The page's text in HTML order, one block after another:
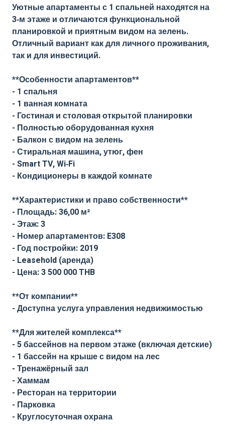
Уютные апартаменты с 1 спальней находятся на
3‑м этаже и отличаются функциональной
планировкой и приятным видом на зелень.
Отличный вариант как для личного проживания,
так и для инвестиций.
**Особенности апартаментов**
- 1 спальня
- 1 ванная комната
- Гостиная и столовая открытой планировки
- Полностью оборудованная кухня
- Балкон с видом на зелень
- Стиральная машина, утюг, фен
- Smart TV, Wi‑Fi
- Кондиционеры в каждой комнате
**Характеристики и право собственности**
- Площадь: 36,00 м²
- Этаж: 3
- Номер апартаментов: E308
- Год постройки: 2019
- Leasehold (аренда)
- Цена: 3 500 000 THB
**От компании**
- Доступна услуга управления недвижимостью
**Для жителей комплекса**
- 5 бассейнов на первом этаже (включая детские)
- 1 бассейн на крыше с видом на лес
- Тренажёрный зал
- Хаммам
- Ресторан на территории
- Парковка
- Круглосуточная охрана